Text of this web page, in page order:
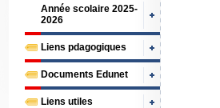
Année scolaire 2025-
2026
Liens pdagogiques
Documents Edunet
Liens utiles